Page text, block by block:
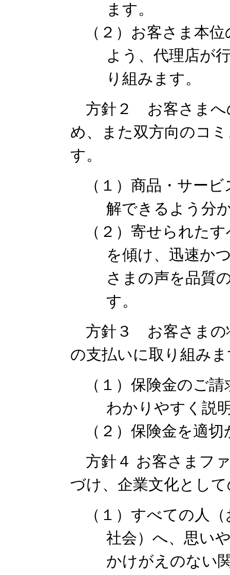
ます。
（２）お客さま本
よう、代理店が
り組みます。
方針２ お客さまへ
め、また双方向のコ
す。
（１）商品・サー
解できるよう分
（２）寄せられた
を傾け、迅速か
さまの声を品質
す。
方針３ お客さまの
の支払いに取り組み
（１）保険金のご
わかりやすく説
（２）保険金を適
方針４ お客さまフ
づけ、企業文化とし
（１）すべての人
社会）へ、思い
かけがえのない